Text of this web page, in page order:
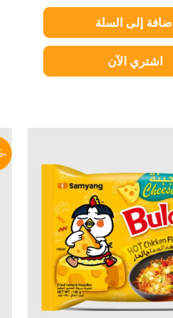
إضافة إلى السلة
اشتري الآن
150 EGP.
129 EGP.
-15%